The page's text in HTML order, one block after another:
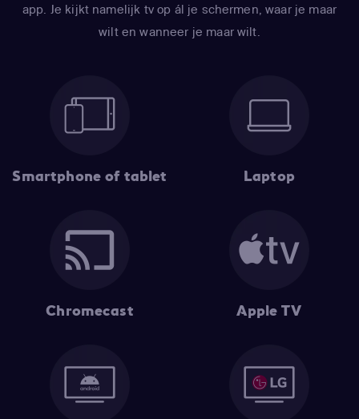
app. Je kijkt namelijk tv op ál je schermen, waar je maar
wilt en wanneer je maar wilt.
Smartphone of tablet Laptop
Chromecast Apple TV